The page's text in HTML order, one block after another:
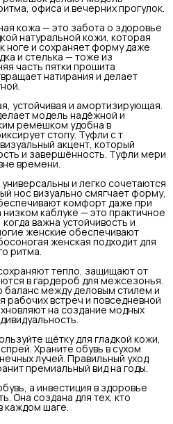
офиса и вечерних прогулок.
кожа — это забота о здоровье
натуральной кожи, которая
ноге и сохраняет форму даже
и стелька — тоже из
часть пятки прошита
натирания и делает
устойчивая и амортизирующая.
модель надёжной и
ремешком удобна в
стопу. Туфли с т
акцент, который
и завершённость. Туфли мери
времени.
и легко сочетаются
нос визуально смягчает форму,
комфорт даже при
каблуке — это практичное
важна устойчивость и
женские обеспечивают
женская подходит для
ритма.
тепло, защищают от
в гардероб для межсезонья.
между деловым стилем и
встреч и повседневной
на создание модных
щётку для гладкой кожи,
Храните обувь в сухом
лучей. Правильный уход
премиальный вид на годы.
а инвестиция в здоровье
Она создана для тех, кто
каждом шаге.